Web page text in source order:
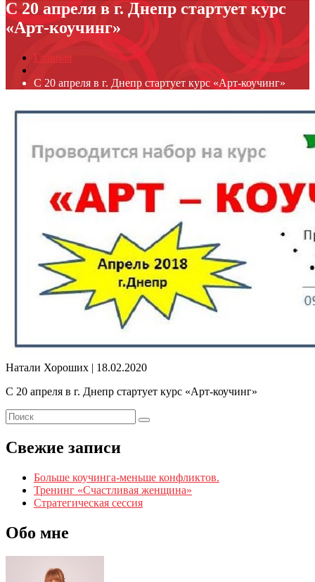
С 20 апреля в г. Днепр стартует курс
«Арт-коучинг»
Главная
С 20 апреля в г. Днепр стартует курс «Арт-коучинг»
Натали Хороших | 18.02.2020
С 20 апреля в г. Днепр стартует курс «Арт-коучинг»
Свежие записи
Больше коучинга-меньше конфликтов.
Тренинг «Счастливая женщина»
Стратегическая сессия
Обо мне